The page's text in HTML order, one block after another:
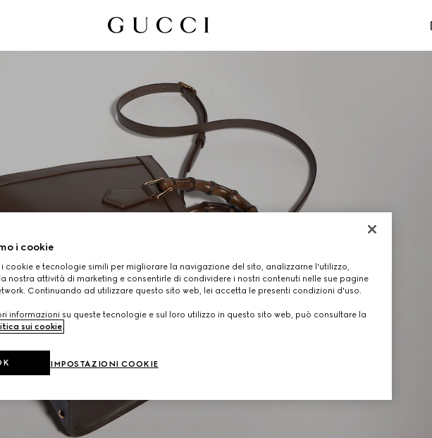
GUCCI DIANA
i cookie
i cookie e tecnologie simili per migliorare la navigazione del sito, analizzarne l'utilizzo,
nostra attività di marketing e consentirle di condividere i nostri contenuti nelle sue pagine
Continuando ad utilizzare questo sito web, lei accetta le presenti condizioni d'uso.
informazioni su queste tecnologie e sul loro utilizzo in questo sito web, può consultare la
sui cookie.
IMPOSTAZIONI COOKIE